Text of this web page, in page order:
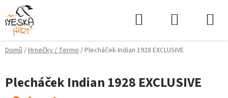
Přejít
na
obsah
Domů/Hrnečky / Termo/Plecháček Indian 1928 EXCLUSIVE
Plecháček Indian 1928 EXCLUSIVE